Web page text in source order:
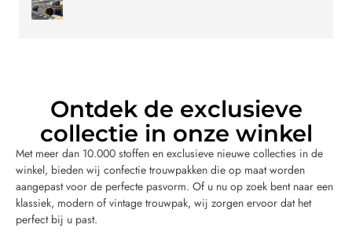
Ontdek de exclusieve
collectie in onze winkel
Met meer dan 10.000 stoffen en exclusieve nieuwe collecties in de
winkel, bieden wij confectie trouwpakken die op maat worden
aangepast voor de perfecte pasvorm. Of u nu op zoek bent naar een
klassiek, modern of vintage trouwpak, wij zorgen ervoor dat het
perfect bij u past.